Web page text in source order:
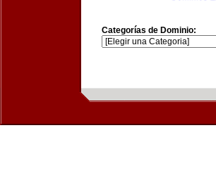
Categorías de Dominio: